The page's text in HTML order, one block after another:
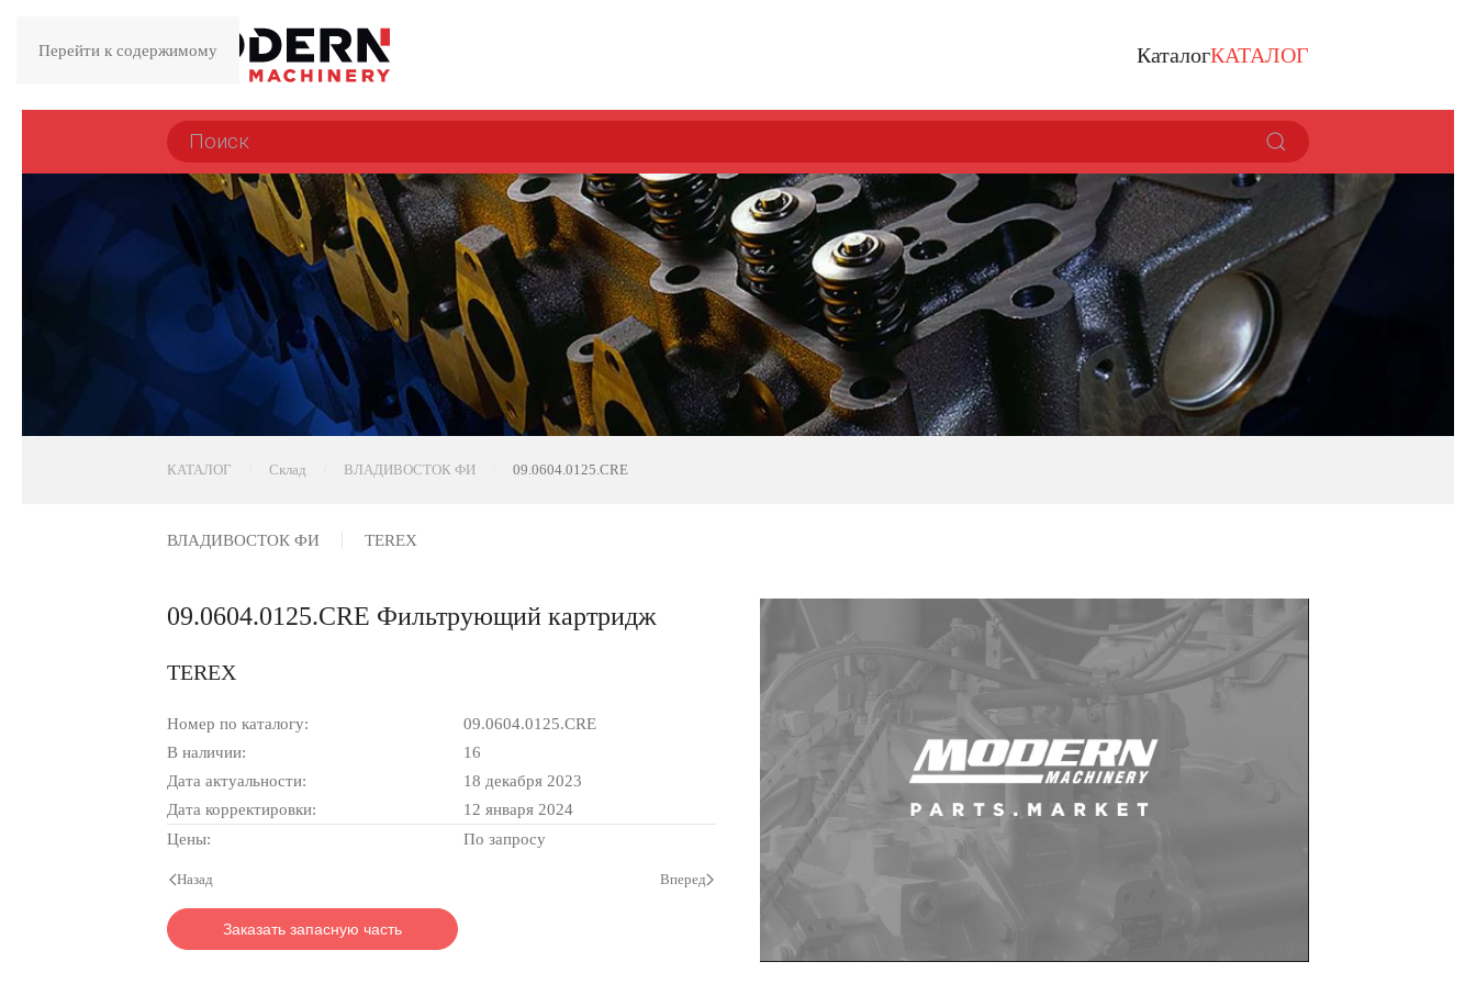
Перейти к содержимому КаталогКАТАЛОГ
КАТАЛОГ Склад ВЛАДИВОСТОК ФИ 09.0604.0125.CRE
ВЛАДИВОСТОК ФИ TEREX
09.0604.0125.CRE Фильтрующий картридж
TEREX
Номер по каталогу:
09.0604.0125.CRE
В наличии:
16
Дата актуальности:
18 декабря 2023
Дата корректировки:
12 января 2024
Цены:
По запросу
Назад Вперед
Заказать запасную часть